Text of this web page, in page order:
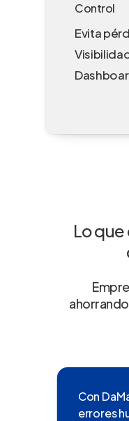
Control
Evita
Lo
Con
errores